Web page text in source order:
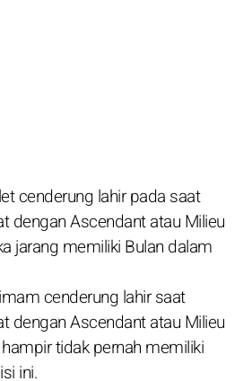
cenderung lahir pada saat
dengan Ascendant atau Milieu
jarang memiliki Bulan dalam
cenderung lahir saat
dengan Ascendant atau Milieu
tidak pernah memiliki
ini.